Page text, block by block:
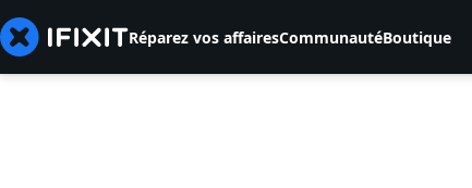
Réparez vos affairesCommunautéBoutique